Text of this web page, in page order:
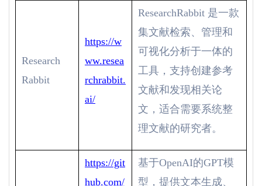
Research
Rabbit
https://w
ww.resea
rchrabbit.
ai/
ResearchRabbit 是一款
集文献检索、管理和
可视化分析于一体的
工具，支持创建参考
文献和发现相关论
文，适合需要系统整
理文献的研究者。
https://git
hub.com/
基于OpenAI的GPT模
型，提供文本生成、